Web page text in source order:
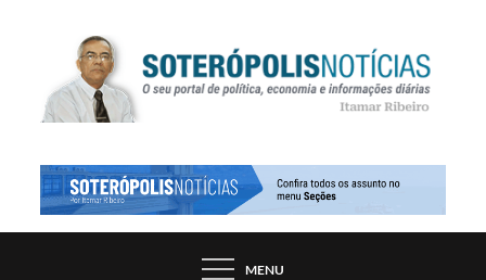
SOTERÓPOLIS NOTÍCIAS
PORTAL DE NOTÍCIAS DE SALVADOR E
MENU